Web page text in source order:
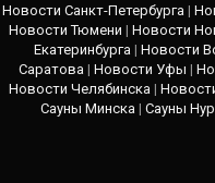
Новости Санкт-Петербурга |
Новости Тюмени | Новости
Екатеринбурга | Новости
Саратова | Новости Уфы |
Новости Челябинска |
Сауны Минска | Сауны